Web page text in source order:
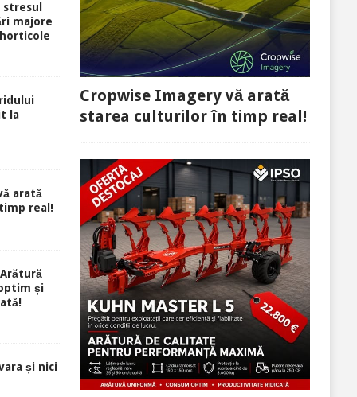
majore
la
arată
real!
Arătură
și
și nici
Cropwise Imagery vă arată
starea culturilor în timp real!